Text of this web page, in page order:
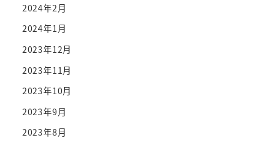
2024年2月
2024年1月
2023年12月
2023年11月
2023年10月
2023年9月
2023年8月